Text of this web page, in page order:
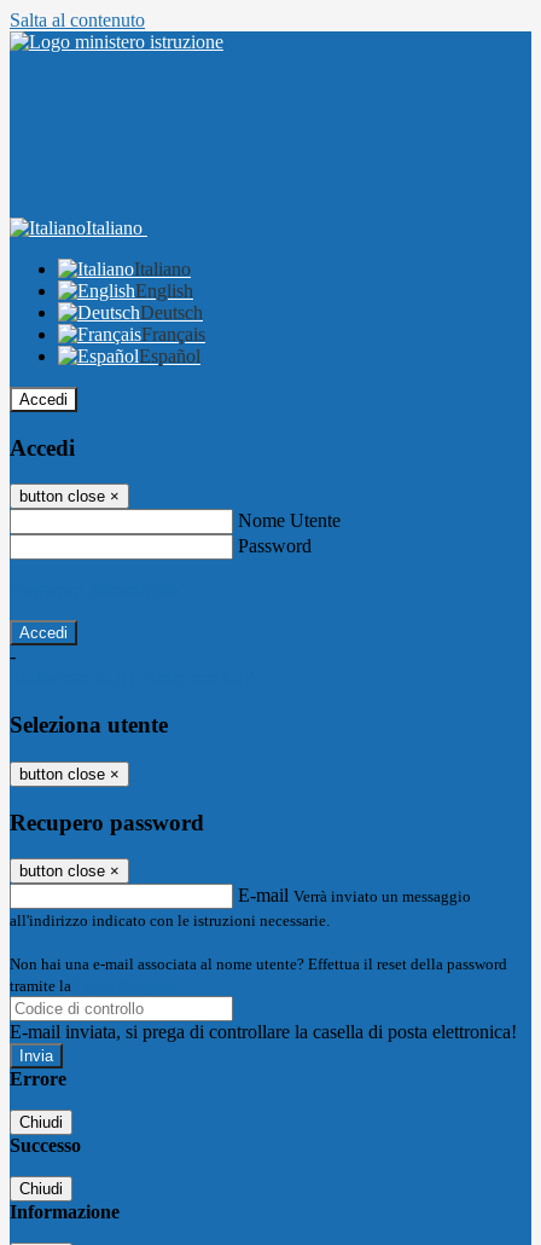
Salta al contenuto
Italiano
Italiano
English
Deutsch
Français
Español
Accedi
Accedi
button close ×
Nome Utente
Password
-
Seleziona utente
button close ×
Recupero password
button close ×
E-mail Verrà inviato un messaggio
all'indirizzo indicato con le istruzioni necessarie.
Non hai una e-mail associata al nome utente? Effettua il reset della password
tramite la
E-mail inviata, si prega di controllare la casella di posta elettronica!
Errore
Chiudi
Successo
Chiudi
Informazione